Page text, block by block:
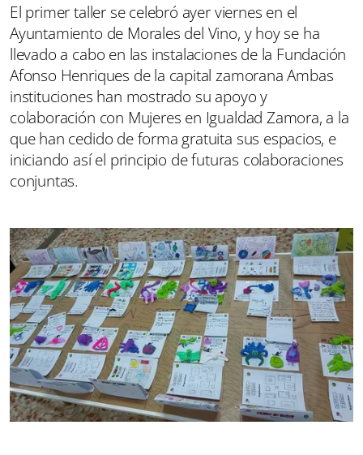
El primer taller se celebró ayer viernes en el
Ayuntamiento de Morales del Vino, y hoy se ha
llevado a cabo en las instalaciones de la Fundación
Afonso Henriques de la capital zamorana Ambas
instituciones han mostrado su apoyo y
colaboración con Mujeres en Igualdad Zamora, a la
que han cedido de forma gratuita sus espacios, e
iniciando así el principio de futuras colaboraciones
conjuntas.